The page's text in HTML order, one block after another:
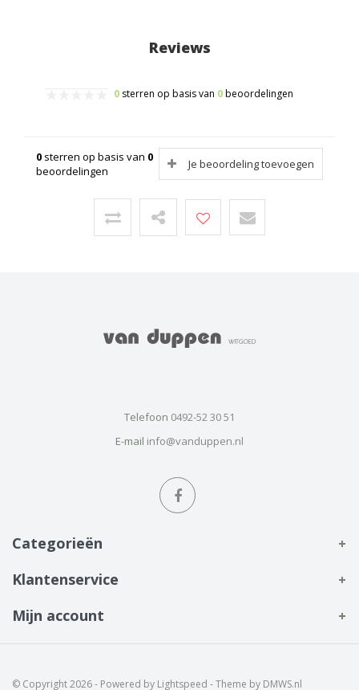
Reviews
0 sterren op basis van 0beoordelingen
0 sterren op basis van 0
beoordelingen
Je beoordeling toevoegen
Telefoon 0492-52 30 51
E-mail info@vanduppen.nl
Categorieën
Klantenservice
Mijn account
© Copyright 2026 - Powered by Lightspeed - Theme by DMWS.nl